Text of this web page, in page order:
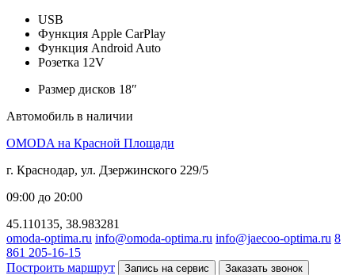
USB
Функция Apple CarPlay
Функция Android Auto
Розетка 12V
Размер дисков 18″
Автомобиль в наличии
OMODA на Красной Площади
г. Краснодар, ул. Дзержинского 229/5
09:00 до 20:00
45.110135, 38.983281
omoda-optima.ru info@omoda-optima.ru info@jaecoo-optima.ru 8
861 205-16-15
Построить маршрут
Запись на сервис Заказать звонок